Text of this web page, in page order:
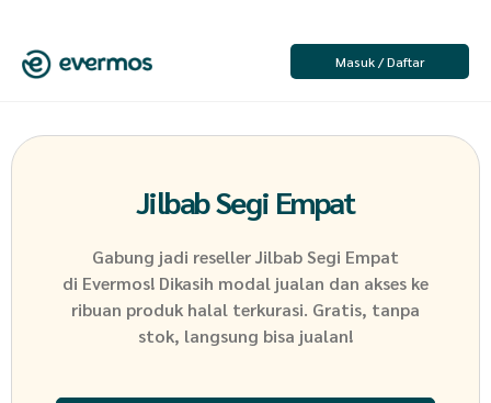
Masuk / Daftar
Jilbab Segi Empat
Gabung jadi resellerJilbab Segi Empat
di Evermos! Dikasih modal jualan dan akses ke
ribuan produk halal terkurasi. Gratis, tanpa
stok, langsung bisa jualan!